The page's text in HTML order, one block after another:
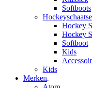
Softboots
Hockey
Hockey
Softboot
Kids
Kids
Merken.